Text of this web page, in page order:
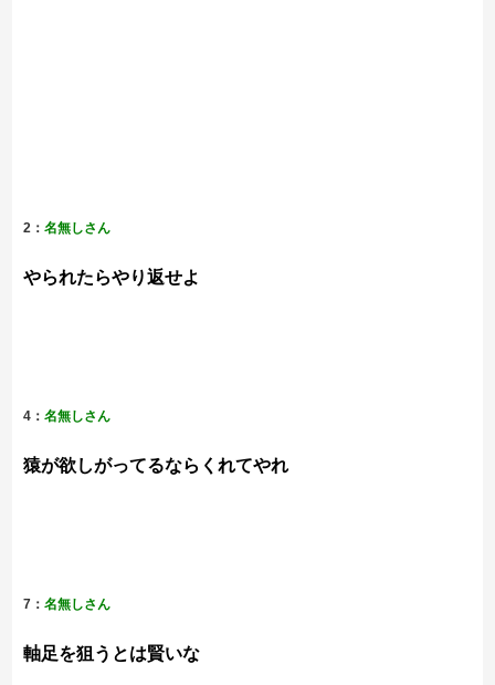
2：名無しさん
やられたらやり返せよ
4：名無しさん
猿が欲しがってるならくれてやれ
7：名無しさん
軸足を狙うとは賢いな